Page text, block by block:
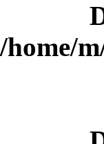
/home/